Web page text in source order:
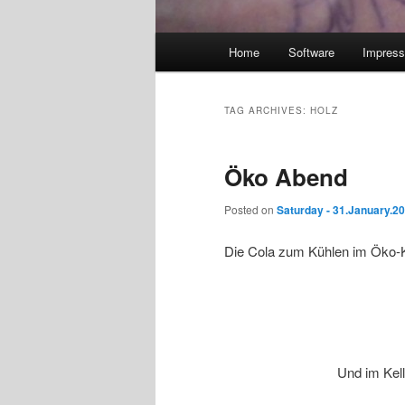
Home Software
TAG ARCHIVES: HOLZ
Öko Abend
Posted on Saturday -
Die Cola zum Kühlen im
Und im